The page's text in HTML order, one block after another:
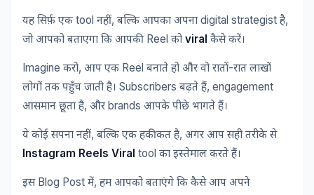
यह सिर्फ़ एक tool नहीं, बल्कि आपका अपना digital strategist है,
जो आपको बताएगा कि आपकी Reel को viral कैसे करें।
Imagine करो, आप एक Reel बनाते हो और वो रातों-रात लाखों
लोगों तक पहुँच जाती है। Subscribers बढ़ते हैं, engagement
आसमान छूता है, और brands आपके पीछे भागते हैं।
ये कोई सपना नहीं, बल्कि एक हकीकत है, अगर आप सही तरीके से
Instagram Reels Viral tool का इस्तेमाल करते हैं।
इसBlog Post में, हम आपको बताएंगे कि कैसे आप अपने